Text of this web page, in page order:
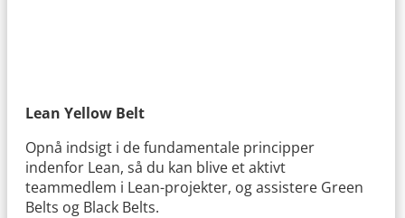
Lean Yellow Belt
Opnå indsigt i de fundamentale principper
indenfor Lean, så du kan blive et aktivt
teammedlem i Lean-projekter, og assistere Green
Belts og Black Belts.